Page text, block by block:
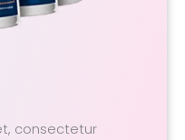
consectetur